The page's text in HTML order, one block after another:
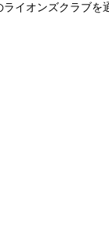
イオンズクラブを